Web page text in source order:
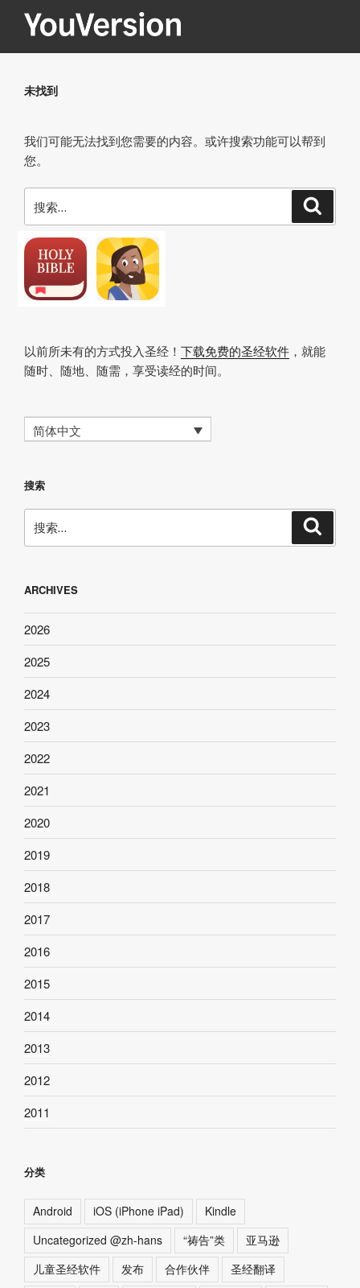
YOUVERSION
Seeking God every day.
未找到
我们可能无法找到您需要的内容。或许搜索功能可以帮到
您。
索：
以前所未有的方式投入圣经！ 下载免费的圣经软件 ，就能
随时、随地、随需，享受读经的时间。
简体中文
搜索
索：
ARCHIVES
2026
2025
2024
2023
2022
2021
2020
2019
2018
2017
2016
2015
2014
2013
2012
2011
分类
Android iOS (iPhone iPad)
Kindle
Uncategorized @zh-hans
“祷告”类
亚马逊
儿童圣经软件
发布 合作伙伴
圣经翻译